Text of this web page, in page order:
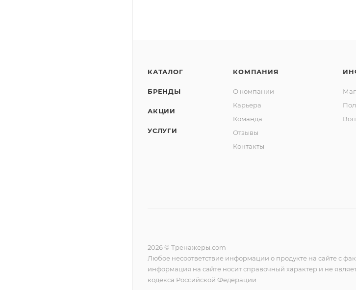
КАТАЛОГ
БРЕНДЫ
АКЦИИ
УСЛУГИ
КОМПАНИЯ
О компании
Карьера
Команда
Отзывы
Контакты
2026 © Тренажеры.com
Любое несоответствие информации о продукте на сайте с
информация на сайте носит справочный характер и не
кодекса Российской Федерации